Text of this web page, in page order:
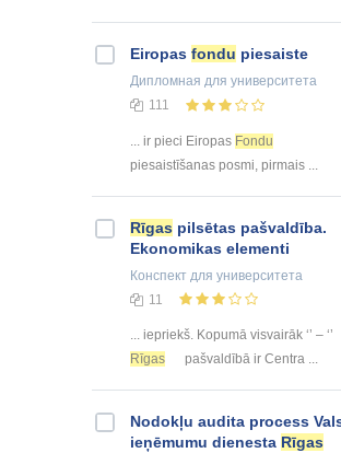
Eiropas fondu piesaiste
Дипломная для университета
111
... ir pieci Eiropas Fondu
piesaistīšanas posmi, pirmais ...
Rīgas pilsētas pašvaldība.
Ekonomikas elementi
Конспект для университета
11
... iepriekš. Kopumā visvairāk ‘’ – ‘’
Rīgas
pašvaldībā ir Centra ...
Nodokļu audita process
ieņēmumu dienesta Rīgas